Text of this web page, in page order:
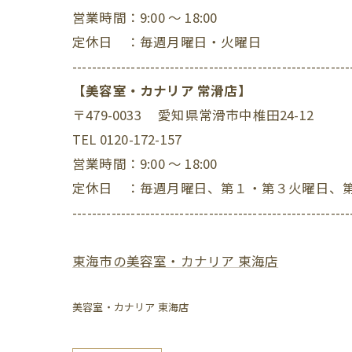
営業時間：9:00 ～ 18:00
定休日 ：毎週月曜日・火曜日
【美容室・カナリア 常滑店】
〒479-0033 愛知県常滑市中椎田24-12
TEL 0120-172-157
営業時間：9:00 ～ 18:00
定休日 ：毎週月曜日、第１・第３火曜日、
東海市の美容室・カナリア 東海店
美容室・カナリア 東海店